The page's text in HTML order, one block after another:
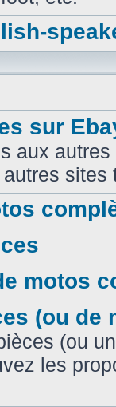
sur
aux
sites
motos
(ou de
(ou
les